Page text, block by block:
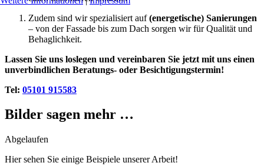
Zudem sind wir spezialisiert auf(energetische) Sanierungen
– von der Fassade bis zum Dach sorgen wir für Qualität und
Behaglichkeit.
Lassen Sie uns loslegen und vereinbaren Sie jetzt mit uns einen
unverbindlichen Beratungs- oder Besichtigungstermin!
Tel: 05101 915583
Bilder sagen mehr …
Abgelaufen
Hier sehen Sie einige Beispiele unserer Arbeit!